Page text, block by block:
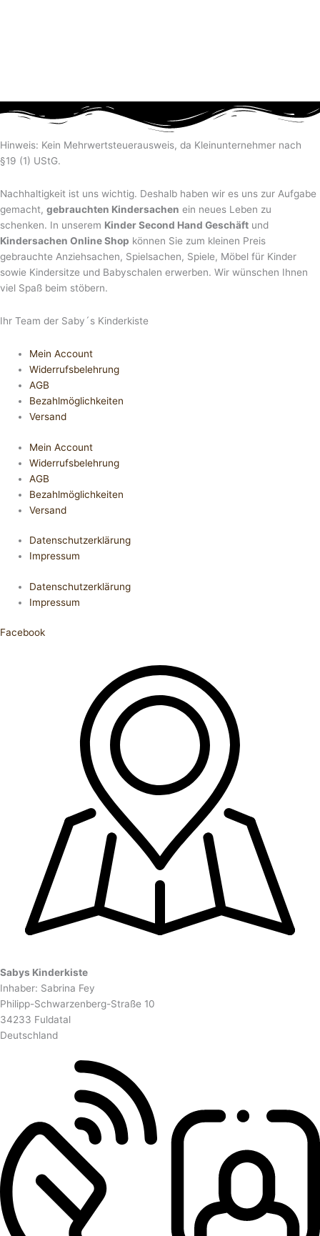
Hinweis: Kein Mehrwertsteuerausweis, da Kleinunternehmer nach
§19 (1) UStG.
Nachhaltigkeit ist uns wichtig. Deshalb haben wir es uns zur Aufgabe
gemacht, gebrauchten Kindersachen ein neues Leben zu
schenken. In unserem Kinder Second Hand Geschäft und
Kindersachen Online Shop können Sie zum kleinen Preis
gebrauchte Anziehsachen, Spiel­sachen, Spiele, Möbel für Kinder
sowie Kindersitze und Babyschalen erwerben. Wir wünschen Ihnen
viel Spaß beim stöbern.
Ihr Team der Saby´s Kinderkiste
Mein Account
Widerrufsbelehrung
AGB
Bezahlmöglichkeiten
Versand
Mein Account
Widerrufsbelehrung
AGB
Bezahlmöglichkeiten
Versand
Datenschutzerklärung
Impressum
Datenschutzerklärung
Impressum
Facebook
Sabys Kinderkiste
Inhaber: Sabrina Fey
Philipp-Schwarzenberg-Straße 10
34233 Fuldatal
Deutschland